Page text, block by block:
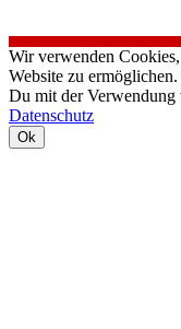
Wir verwenden
Website zu
Du mit der Verwendung
Datenschutz
Ok